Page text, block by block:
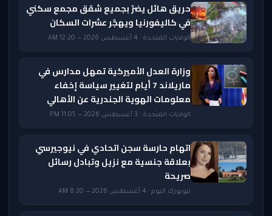
حريق هائل يضرّ بجميع شقق مجمع سكني
في كاليفورنيا ويهجّر عشرات السكان
الولايات المتحدة · 4 أغسطس 2026 — 12:20 AM
وزارة العدل الأميركية تمهل مدارس في
ماريلاند 7 أيام لتغيير سياسة إخفاء
معلومات الهوية الجندرية عن الأهالي
الولايات المتحدة · 3 أغسطس 2026 — 11:05 PM
اتهام حارسة سجن اتحادي في نيوجيرسي
بعلاقة جنسية مع نزيل وتبادل رسائل
صريحة
نيويورك اليوم · 4 أغسطس 2026 — 8:20 AM